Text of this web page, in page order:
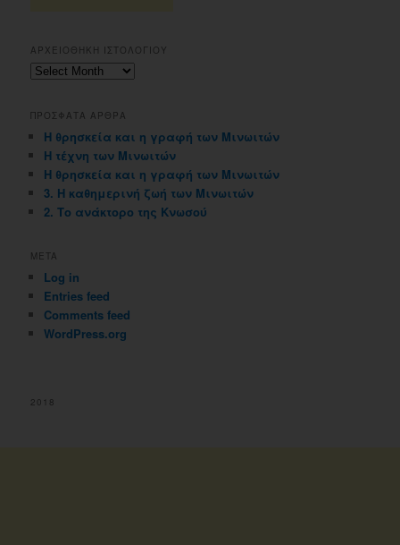
ΑΡΧΕΙΟΘΗΚΗ ΙΣΤΟΛΟΓΙΟΥ
Αρχειοθηκη
ΠΡΟΣΦΑΤΑ ΑΡΘΡΑ
Η θρησκεία και η γραφή των Μινωιτών
Η τέχνη των Μινωιτών
Η θρησκεία και η γραφή των Μινωιτών
3. Η καθημερινή ζωή των Μινωιτών
2. Το ανάκτορο της Κνωσού
META
Log in
Entries feed
Comments feed
WordPress.org
2018